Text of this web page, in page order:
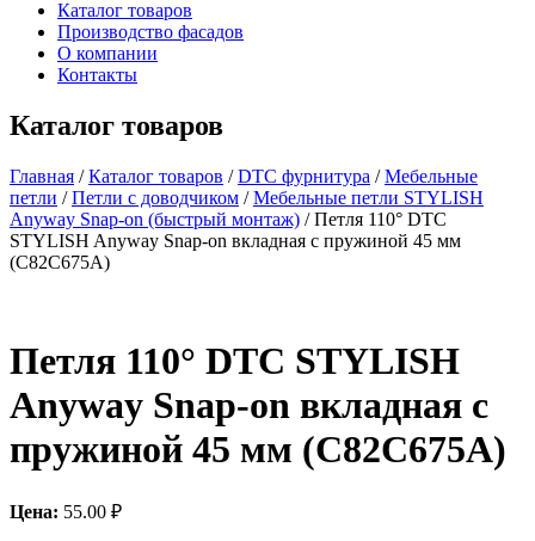
Каталог товаров
Производство фасадов
О компании
Контакты
Каталог товаров
Главная /Каталог товаров /DTC фурнитура /Мебельные
петли /Петли с доводчиком /Мебельные петли STYLISH
Anyway Snap-on (быстрый монтаж) / Петля 110° DTC
STYLISH Anyway Snap-on вкладная с пружиной 45 мм
(C82C675A)
Петля 110° DTC STYLISH
Anyway Snap-on вкладная с
пружиной 45 мм (C82C675A)
Цена: 55.00 ₽